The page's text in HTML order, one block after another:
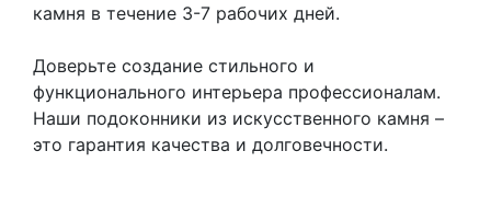
камня в течение 3-7 рабочих дней.
Доверьте создание стильного и
функционального интерьера профессионалам.
Наши подоконники из искусственного камня –
это гарантия качества и долговечности.